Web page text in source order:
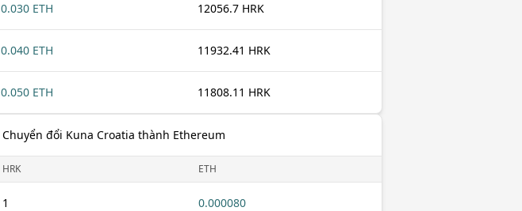
0.030 ETH 12056.7 HRK
0.040 ETH 11932.41 HRK
0.050 ETH 11808.11 HRK
Chuyển đổi Kuna Croatia thành Ethereum
HRK ETH
1 0.000080